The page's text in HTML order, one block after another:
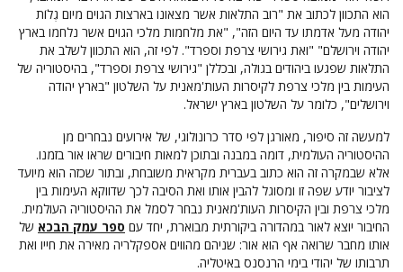
הוא התכוון לכתוב את "רוב התלאות אשר מצאונו בארצות הגוים מיום גְלוֹת
יהודה מעל אדמתו עד היום הזה", "את מלחמות מלכי הגוים אשר נלחמו בארץ
יהודה וירושלם" "ואת גירושי צרפת וספרד". לפי זה, הוא התכוון לשלב את
התלאות שפגעו ביהודים בגולה, ובכללן "גירושי צרפת וספרד", בהיסטוריה של
העימות בין מלכי צרפת לקיסרות העות'מאנית על השלטון "בארץ יהודה
וירושלים", כלומר על השלטון בארץ ישראל.
למעשה זה סיפור, מאורגן לפי סדר כרונולוגי, של אירועים נבחרים מן
ההיסטוריה העולמית, דומה במבנה ובתוכן למאות חיבורים שראו אור בזמנו.
אלא שבמקרה זה הוא כתוב בעברית מקראית משובחת, ובתור שכזה הוא מיועד
לציבור יודע שפה זו ומסוגל להבין אותו ואת הסיבה לכך שדווקא העימות בין
מלכי צרפת ובין הקיסרות העות'מאנית נבחר לסמל את ההיסטוריה העולמית.
החיבור יוצא לאור במהדורה ביקורתית מבוארת, יחד עם ספר עמק הבכא של
אותו מחבר שרואה אף הוא אור: שניהם מהווים אספקלריה מאירה את חייו ואת
תרבותו של יהודי בימי הרנסנס באיטליה.